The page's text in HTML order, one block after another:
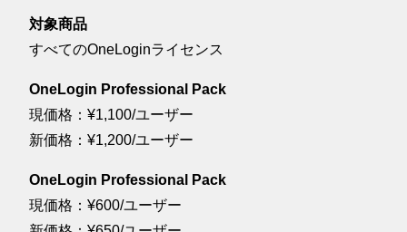
対象商品
すべてのOneLoginライセンス
OneLogin Professional Pack
現価格：¥1,100/ユーザー
新価格：¥1,200/ユーザー
OneLogin Professional Pack
現価格：¥600/ユーザー